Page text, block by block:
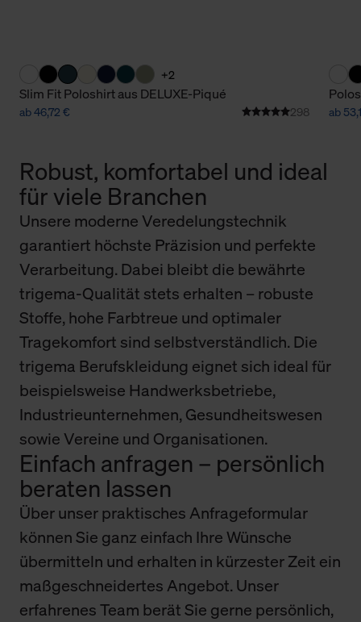
+2
Slim Fit Poloshirt aus DELUXE-Piqué
ab 46,72 € 298 ab
Robust, komfortabel und ideal
für viele Branchen
Unsere moderne Veredelungstechnik
garantiert höchste Präzision und perfekte
Verarbeitung. Dabei bleibt die bewährte
trigema-Qualität stets erhalten – robuste
Stoffe, hohe Farbtreue und optimaler
Tragekomfort sind selbstverständlich. Die
trigema Berufskleidung eignet sich ideal für
beispielsweise Handwerksbetriebe,
Industrieunternehmen, Gesundheitswesen
sowie Vereine und Organisationen.
Einfach anfragen – persönlich
beraten lassen
Über unser praktisches Anfrageformular
können Sie ganz einfach Ihre Wünsche
übermitteln und erhalten in kürzester Zeit ein
maßgeschneidertes Angebot. Unser
erfahrenes Team berät Sie gerne persönlich,